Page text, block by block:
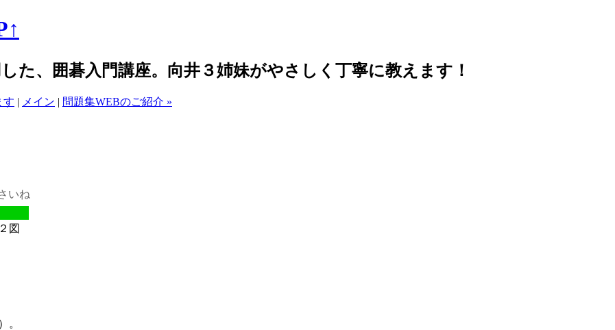
た、囲碁入門講座。向井３姉妹がやさしく丁寧に教えます！
す | メイン | 問題集WEBのご紹介 »
いね
図
。